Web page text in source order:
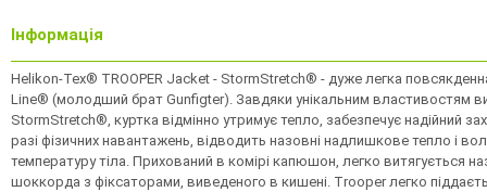
Інформація
Helikon-Tex® TROOPER Jacket - StormStretch® - дуже легка
Line® (молодший брат Gunfigter). Завдяки унікальним властивостям
StormStretch®, куртка відмінно утримує тепло, забезпечує надійний
разі фізичних навантажень, відводить назовні надлишкове тепло і
температуру тіла. Прихований в комірі капюшон, легко витягується
шоккорда з фіксаторами, виведеного в кишені. Trooper легко